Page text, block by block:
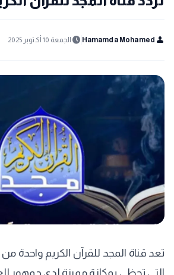
person
Hamamda Mohamed
schedule الجمعة 10 أكتوبر 2025
تعد قناة المجد للقرآن الكريم واحدة من
التي تحظى بمكانة مميزة لدى جمهور